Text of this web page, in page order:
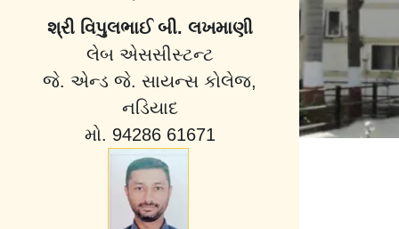
શ્રી વિપુલભાઈ બી. લખમાણી
લેબ એસસીસ્ટન્ટ
જે. એન્ડ જે. સાયન્સ કોલેજ,
નડિયાદ
મો. 94286 61671